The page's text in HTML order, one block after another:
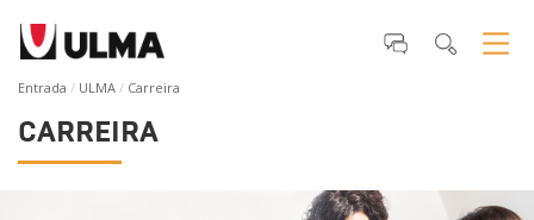
Entrada ULMA Carreira
CARREIRA